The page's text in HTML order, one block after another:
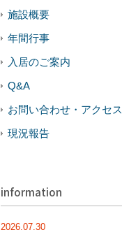
施設概要
年間行事
入居のご案内
Q&A
お問い合わせ・アクセス
現況報告
information
2026.07.30